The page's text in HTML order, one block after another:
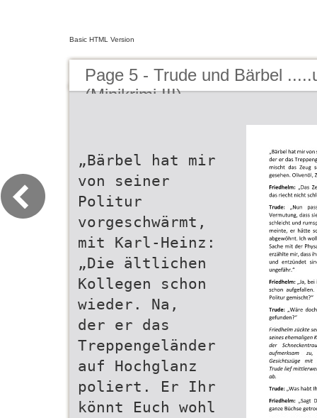
Basic HTML Version
Page 5 - Trude und Bärbel
(Minikrimi III)
„Bärbel hat mir
von seiner
Politur
vorgeschwärmt,
mit Karl-Heinz:
„Die ältlichen
Kollegen schon
wieder. Na,
der er das
Treppengeländer
auf Hochglanz
poliert. Er Ihr
könnt Euch wohl